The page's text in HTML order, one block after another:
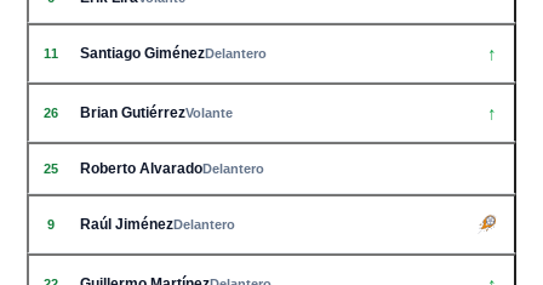
11 Santiago GiménezDelantero ↑
26 Brian GutiérrezVolante ↑
25 Roberto AlvaradoDelantero
9 Raúl JiménezDelantero